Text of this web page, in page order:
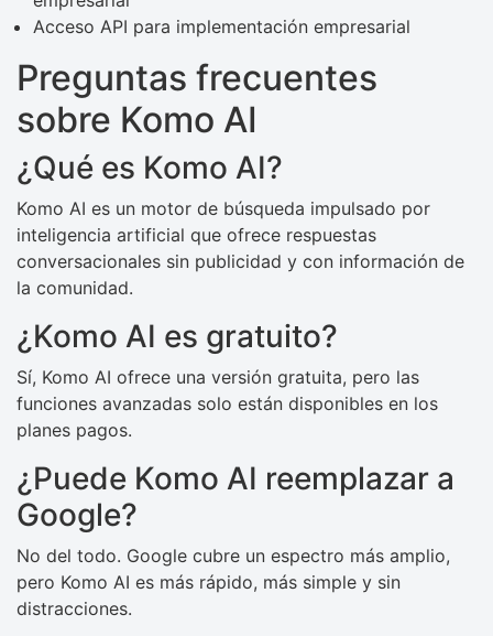
Acceso API para implementación empresarial
Preguntas frecuentes
sobre Komo AI
¿Qué es Komo AI?
Komo AI es un motor de búsqueda impulsado por
inteligencia artificial que ofrece respuestas
conversacionales sin publicidad y con información de
la comunidad.
¿Komo AI es gratuito?
Sí, Komo AI ofrece una versión gratuita, pero las
funciones avanzadas solo están disponibles en los
planes pagos.
¿Puede Komo AI reemplazar a
Google?
No del todo. Google cubre un espectro más amplio,
pero Komo AI es más rápido, más simple y sin
distracciones.